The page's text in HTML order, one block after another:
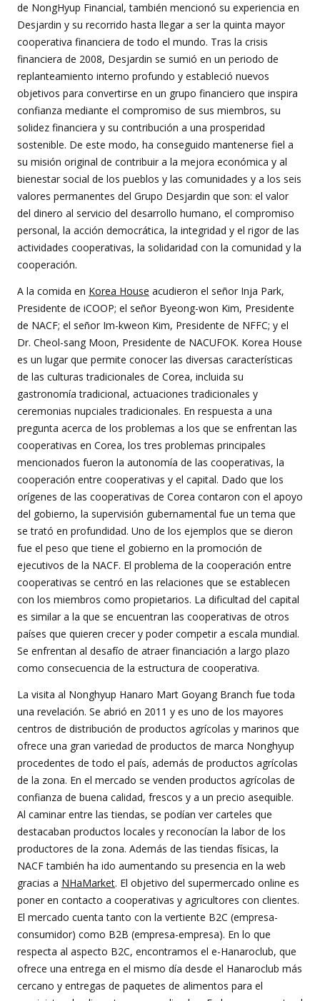
de NongHyup Financial, también mencionó su experiencia en
Desjardin y su recorrido hasta llegar a ser la quinta mayor
cooperativa financiera de todo el mundo. Tras la crisis
financiera de 2008, Desjardin se sumió en un periodo de
replanteamiento interno profundo y estableció nuevos
objetivos para convertirse en un grupo financiero que inspira
confianza mediante el compromiso de sus miembros, su
solidez financiera y su contribución a una prosperidad
sostenible. De este modo, ha conseguido mantenerse fiel a
su misión original de contribuir a la mejora económica y al
bienestar social de los pueblos y las comunidades y a los seis
valores permanentes del Grupo Desjardin que son: el valor
del dinero al servicio del desarrollo humano, el compromiso
personal, la acción democrática, la integridad y el rigor de las
actividades cooperativas, la solidaridad con la comunidad y la
cooperación.
A la comida en Korea House acudieron el señor Inja Park,
Presidente de iCOOP; el señor Byeong-won Kim, Presidente
de NACF; el señor Im-kweon Kim, Presidente de NFFC; y el
Dr. Cheol-sang Moon, Presidente de NACUFOK. Korea House
es un lugar que permite conocer las diversas características
de las culturas tradicionales de Corea, incluida su
gastronomía tradicional, actuaciones tradicionales y
ceremonias nupciales tradicionales. En respuesta a una
pregunta acerca de los problemas a los que se enfrentan las
cooperativas en Corea, los tres problemas principales
mencionados fueron la autonomía de las cooperativas, la
cooperación entre cooperativas y el capital. Dado que los
orígenes de las cooperativas de Corea contaron con el apoyo
del gobierno, la supervisión gubernamental fue un tema que
se trató en profundidad. Uno de los ejemplos que se dieron
fue el peso que tiene el gobierno en la promoción de
ejecutivos de la NACF. El problema de la cooperación entre
cooperativas se centró en las relaciones que se establecen
con los miembros como propietarios. La dificultad del capital
es similar a la que se encuentran las cooperativas de otros
países que quieren crecer y poder competir a escala mundial.
Se enfrentan al desafío de atraer financiación a largo plazo
como consecuencia de la estructura de cooperativa.
La visita al Nonghyup Hanaro Mart Goyang Branch fue toda
una revelación. Se abrió en 2011 y es uno de los mayores
centros de distribución de productos agrícolas y marinos que
ofrece una gran variedad de productos de marca Nonghyup
procedentes de todo el país, además de productos agrícolas
de la zona. En el mercado se venden productos agrícolas de
confianza de buena calidad, frescos y a un precio asequible.
Al caminar entre las tiendas, se podían ver carteles que
destacaban productos locales y reconocían la labor de los
productores de la zona. Además de las tiendas físicas, la
NACF también ha ido aumentando su presencia en la web
gracias a NHaMarket. El objetivo del supermercado online es
poner en contacto a cooperativas y agricultores con clientes.
El mercado cuenta tanto con la vertiente B2C (empresa-
consumidor) como B2B (empresa-empresa). En lo que
respecta al aspecto B2C, encontramos el e-Hanaroclub, que
ofrece una entrega en el mismo día desde el Hanaroclub más
cercano y entregas de paquetes de alimentos para el